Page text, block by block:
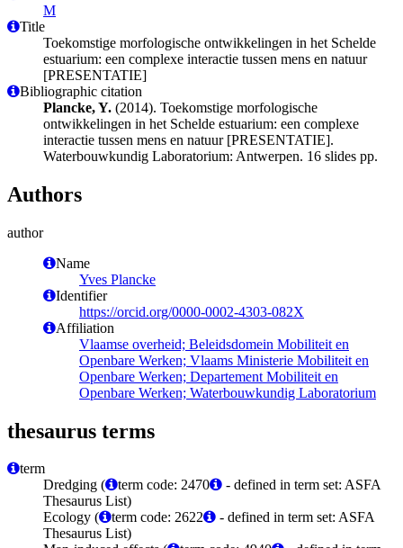
M
Title
Toekomstige morfologische ontwikkelingen in het Schelde
estuarium: een complexe interactie tussen mens en natuur
[PRESENTATIE]
Bibliographic citation
Plancke, Y. (2014). Toekomstige morfologische
ontwikkelingen in het Schelde estuarium: een complexe
interactie tussen mens en natuur [PRESENTATIE].
Waterbouwkundig Laboratorium: Antwerpen. 16 slides pp.
Authors
author
Name
Yves Plancke
Identifier
https://orcid.org/0000-0002-4303-082X
Affiliation
Vlaamse overheid; Beleidsdomein Mobiliteit en
Openbare Werken; Vlaams Ministerie Mobiliteit en
Openbare Werken; Departement Mobiliteit en
Openbare Werken; Waterbouwkundig Laboratorium
thesaurus terms
term
Dredging (
term code: 2470
- defined in term set: ASFA
Thesaurus List)
Ecology (
term code: 2622
- defined in term set: ASFA
Thesaurus List)